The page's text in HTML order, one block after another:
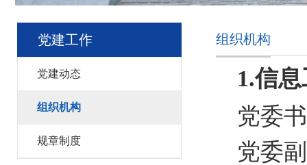
党建工作
党建动态
组织机构
规章制度
组织机构
1.信
党委
党委